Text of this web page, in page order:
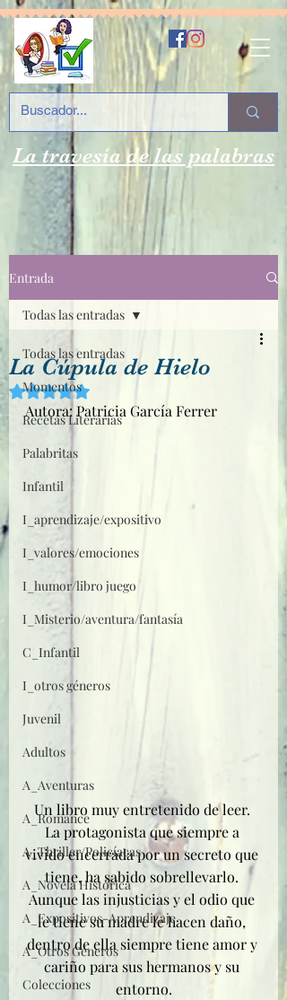
La travesía de las palabras
Entrada
Todas las entradas
Momentos
Recetas Literarias
Palabritas
Infantil
I_aprendizaje/expositivo
I_valores/emociones
I_humor/libro juego
I_Misterio/aventura/fantasía
C_Infantil
I_otros géneros
Juvenil
Adultos
A_Aventuras
A_Romance
A_Thriller/Policíacas
A_Novela Histórica
A_Expositivos-Aprendizaje
A_Otros Géneros
Colecciones
Todas las entradas
La Cúpula de Hielo
Obtuvo NaN de 5 estrellas.
Autora: Patricia García Ferrer
Un libro muy entretenido de leer.
La protagonista que siempre a
vivido encerrada por un secreto que
tiene, ha sabido sobrellevarlo.
Aunque las injusticias y el odio que
le tiene su madre le hacen daño,
dentro de ella siempre tiene amor y
cariño para sus hermanos y su
entorno.